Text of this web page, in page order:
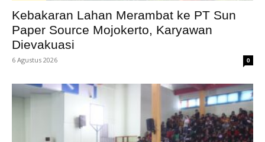
Kebakaran Lahan Merambat ke PT Sun
Paper Source Mojokerto, Karyawan
Dievakuasi
6 Agustus 2026 0